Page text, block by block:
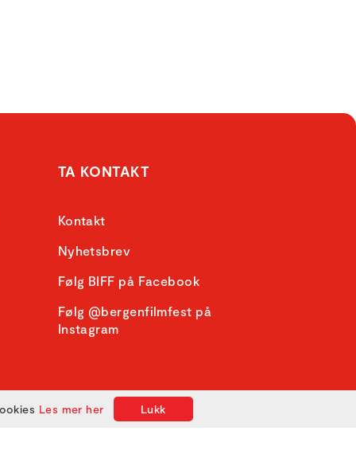
TA KONTAKT
Kontakt
Nyhetsbrev
Følg BIFF på Facebook
Følg @bergenfilmfest på
Instagram
Lukk
Les mer her